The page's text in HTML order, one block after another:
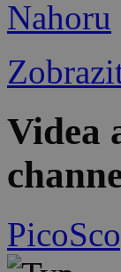
Nahoru
Videa